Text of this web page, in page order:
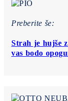
Preberite še:
Strah je hujše
vas bodo